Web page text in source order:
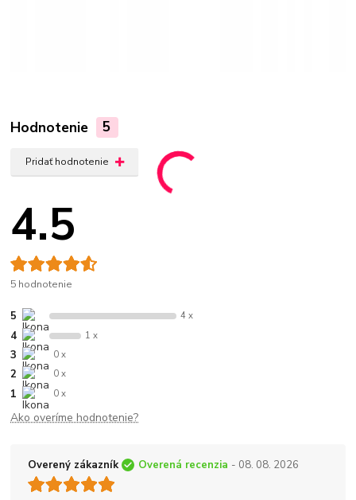
Hodnotenie 5
Pridať hodnotenie
4.5
5 hodnotenie
5 4 x
4 1 x
3 0 x
2 0 x
1 0 x
Ako overíme hodnotenie?
Overený zákazník Overená recenzia - 08. 08. 2026